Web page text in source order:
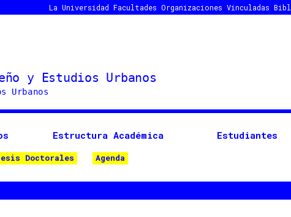
La Universidad Facultades Organizaciones Vinculadas
Estructura Académica Estudiantes
Doctorales Agenda